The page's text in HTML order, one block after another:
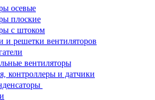
осевые
плоские
с штоком
и решетки вентиляторов
вентиляторы
контроллеры и датчики